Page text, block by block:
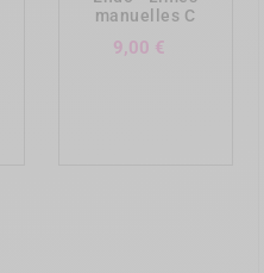
manuelles C
9,00 €